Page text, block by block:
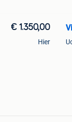
€ 1.350,00
Hier